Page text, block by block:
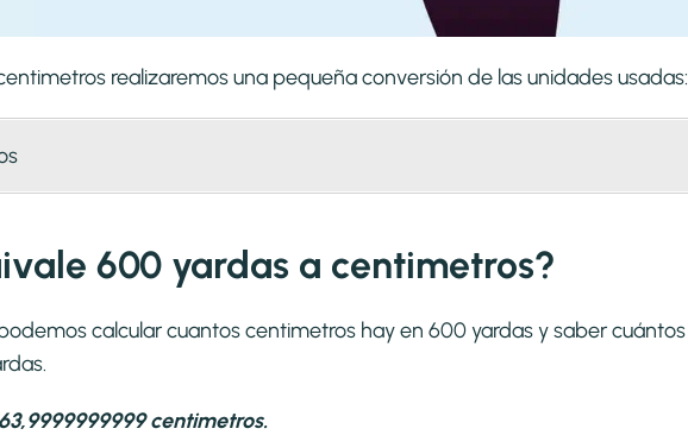
realizaremos una pequeña conversión de las unidades usadas:
600 yardas a centimetros?
calcular cuantos centimetros hay en 600 yardas y saber cuántos
centimetros.